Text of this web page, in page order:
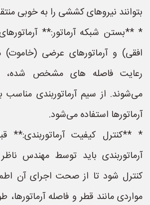
بتوانند نیروهای کششی را به خوبی
* **بستن شبکه آرماتور:**
افقی) و آرماتورهای عرضی
رعایت فاصله های مشخص شده،
می‌شوند. از سیم آرماتوربندی
آرماتورها استفاده می‌شود.
* **کنترل کیفیت آرماتوربندی:**
آرماتوربندی باید توسط مهندس
کنترل شود تا از صحت اجرای آن
مواردی مانند قطر و فاصله